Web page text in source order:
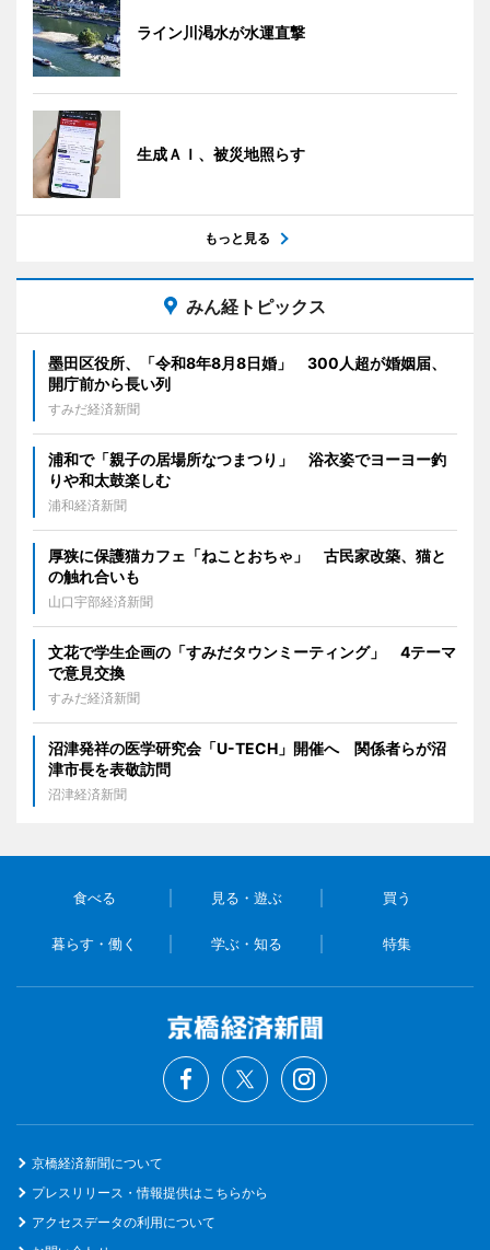
ライン川渇水が水運直撃
生成ＡＩ、被災地照らす
もっと見る
みん経トピックス
墨田区役所、「令和8年8月8日婚」 300人超が婚姻届、
開庁前から長い列
すみだ経済新聞
浦和で「親子の居場所なつまつり」 浴衣姿でヨーヨー釣
りや和太鼓楽しむ
浦和経済新聞
厚狭に保護猫カフェ「ねことおちゃ」 古民家改築、猫と
の触れ合いも
山口宇部経済新聞
文花で学生企画の「すみだタウンミーティング」 4テーマ
で意見交換
すみだ経済新聞
沼津発祥の医学研究会「U-TECH」開催へ 関係者らが沼
津市長を表敬訪問
沼津経済新聞
食べる 見る・遊ぶ 買う
暮らす・働く 学ぶ・知る 特集
京橋経済新聞について
プレスリリース・情報提供はこちらから
アクセスデータの利用について